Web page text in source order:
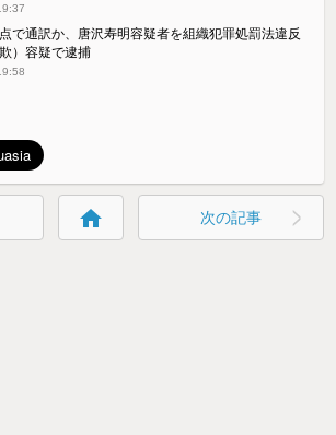
で通訳か、唐沢寿明容疑者を組織犯罪処罰法違反
）容疑で逮捕
home 次の記事